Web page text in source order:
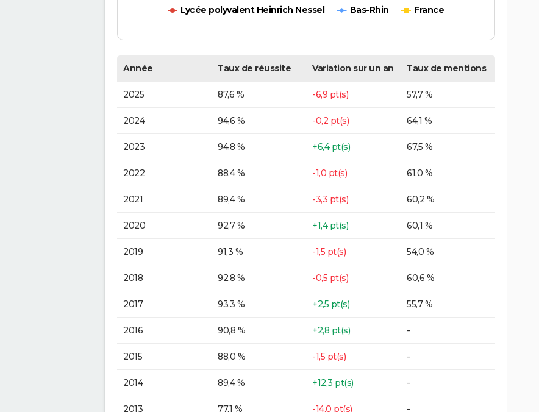
Lycée polyvalent Heinrich Nessel Bas-Rhin France
Année Taux de réussite Variation sur un an Taux de mentions
2025 87,6 % -6,9 pt(s) 57,7 %
2024 94,6 % -0,2 pt(s) 64,1 %
2023 94,8 % +6,4 pt(s) 67,5 %
2022 88,4 % -1,0 pt(s) 61,0 %
2021 89,4 % -3,3 pt(s) 60,2 %
2020 92,7 % +1,4 pt(s) 60,1 %
2019 91,3 % -1,5 pt(s) 54,0 %
2018 92,8 % -0,5 pt(s) 60,6 %
2017 93,3 % +2,5 pt(s) 55,7 %
2016 90,8 % +2,8 pt(s) -
2015 88,0 % -1,5 pt(s) -
2014 89,4 % +12,3 pt(s) -
2013 77,1 % -14,0 pt(s) -